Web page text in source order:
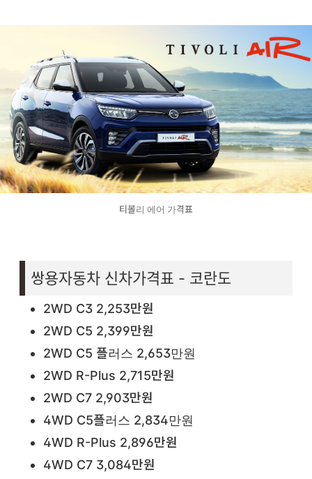
티볼리 에어 가격표
쌍용자동차 신차가격표 - 코란도
2WD C3 2,253만원
2WD C5 2,399만원
2WD C5 플러스 2,653만원
2WD R-Plus 2,715만원
2WD C7 2,903만원
4WD C5플러스 2,834만원
4WD R-Plus 2,896만원
4WD C7 3,084만원